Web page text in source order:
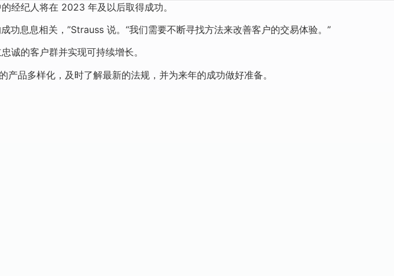
经纪人将在 2023 年及以后取得成功。
息息相关，”Strauss 说。“我们需要不断寻找方法来改善客户的交易体验。”
诚的客户群并实现可持续增长。
品多样化，及时了解最新的法规，并为来年的成功做好准备。